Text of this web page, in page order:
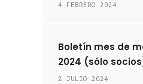
4 FEBRERO 2024
Boletín mes de
2024 (sólo
2 JULIO 2024